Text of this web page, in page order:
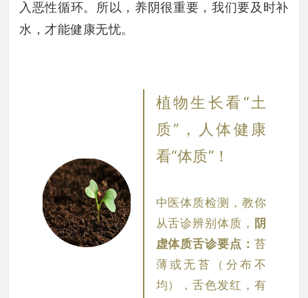
入恶性循环。所以，养阴很重要，我们要及时补
水，才能健康无忧。
植物生长看“土
质”，人体健康
看“体质”！
中医体质检测，教你
从舌诊辨别体质， 阴
虚体质舌诊要点： 苔
薄或无苔（分布不
均），舌色发红，有